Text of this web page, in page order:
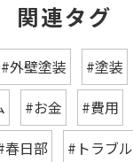
関連タグ
#外壁塗装 #塗装
#お金 #費用
春日部 #トラブル